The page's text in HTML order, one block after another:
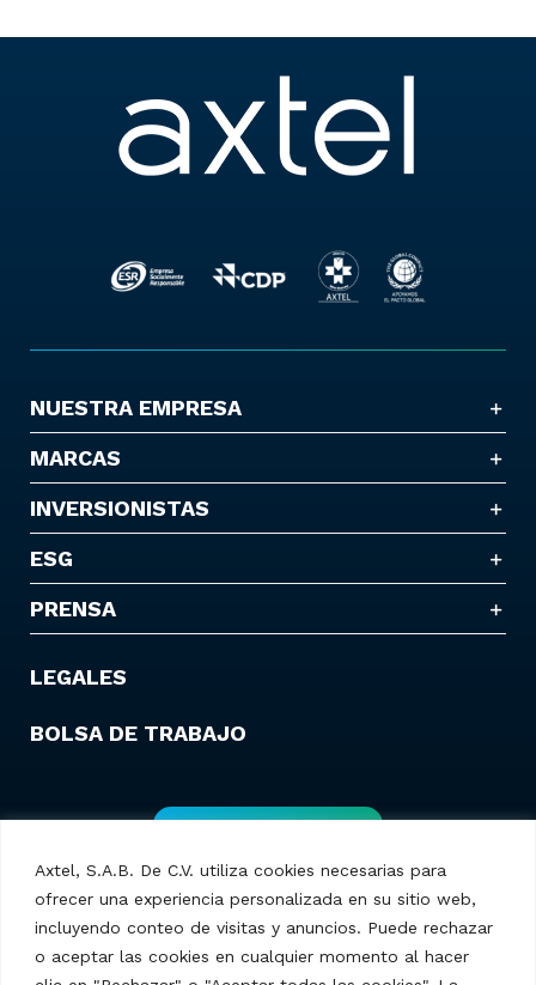
Axtel, S.A.B. De C.V. utiliza cookies necesarias para
ofrecer una experiencia personalizada en su sitio web,
incluyendo conteo de visitas y anuncios. Puede rechazar
o aceptar las cookies en cualquier momento al hacer
NUESTRA EMPRESA
MARCAS
INVERSIONISTAS
ESG
PRENSA
LEGALES
BOLSA DE TRABAJO